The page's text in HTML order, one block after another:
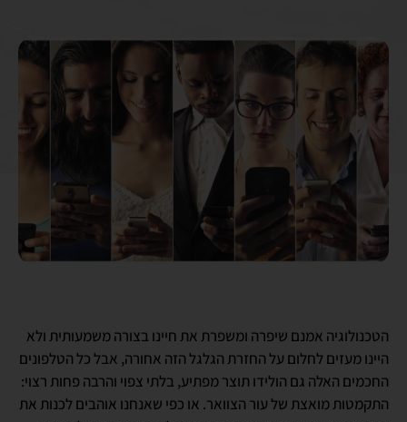
הטכנולוגיה אמנם שיפרה ומשפרת את חיינו בצורה משמעותית ולא
היינו מעזים לחלום על החזרת הגלגל הזה אחורה, אבל כל הטלפונים
החכמים האלה גם הולידו תוצר מפתיע, בלתי צפוי והרבה פחות רצוי:
התקמטות מואצת של עור הצוואר. או כפי שאנחנו אוהבים לכנות את